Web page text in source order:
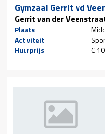
Gymzaal Gerrit vd
Gerrit van der
Plaats
Activiteit
Huurprijs
€